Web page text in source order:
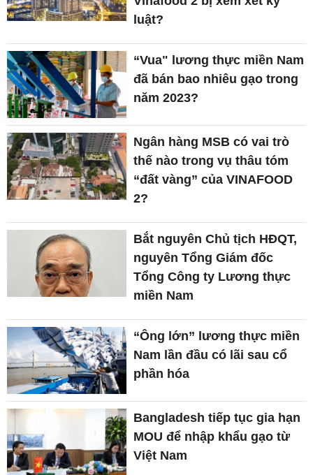
luật?
“Vua" lương thực miền Nam
đã bán bao nhiêu gạo trong
năm 2023?
Ngân hàng MSB có vai trò
thế nào trong vụ thâu tóm
“đất vàng” của VINAFOOD
2?
Bắt nguyên Chủ tịch HĐQT,
nguyên Tổng Giám đốc
Tổng Công ty Lương thực
miền Nam
“Ông lớn” lương thực miền
Nam lần đầu có lãi sau cổ
phần hóa
Bangladesh tiếp tục gia hạn
MOU để nhập khẩu gạo từ
Việt Nam